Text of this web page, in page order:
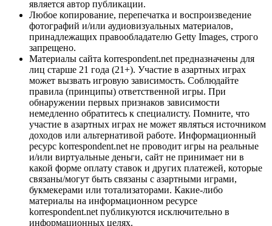
является автор публикации.
Любое копирование, перепечатка и воспроизведение
фотографий и/или аудиовизуальных материалов,
принадлежащих правообладателю Getty Images, строго
запрещено.
Материалы сайта korrespondent.net предназначены для
лиц старше 21 года (21+). Участие в азартных играх
может вызвать игровую зависимость. Соблюдайте
правила (принципы) ответственной игры. При
обнаружении первых признаков зависимости
немедленно обратитесь к специалисту. Помните, что
участие в азартных играх не может являться источником
доходов или альтернативой работе. Информационный
ресурс korrespondent.net не проводит игры на реальные
и/или виртуальные деньги, сайт не принимает ни в
какой форме оплату ставок и других платежей, которые
связаны/могут быть связаны с азартными играми,
букмекерами или тотализаторами. Какие-либо
материалы на информационном ресурсе
korrespondent.net публикуются исключительно в
информационных целях.